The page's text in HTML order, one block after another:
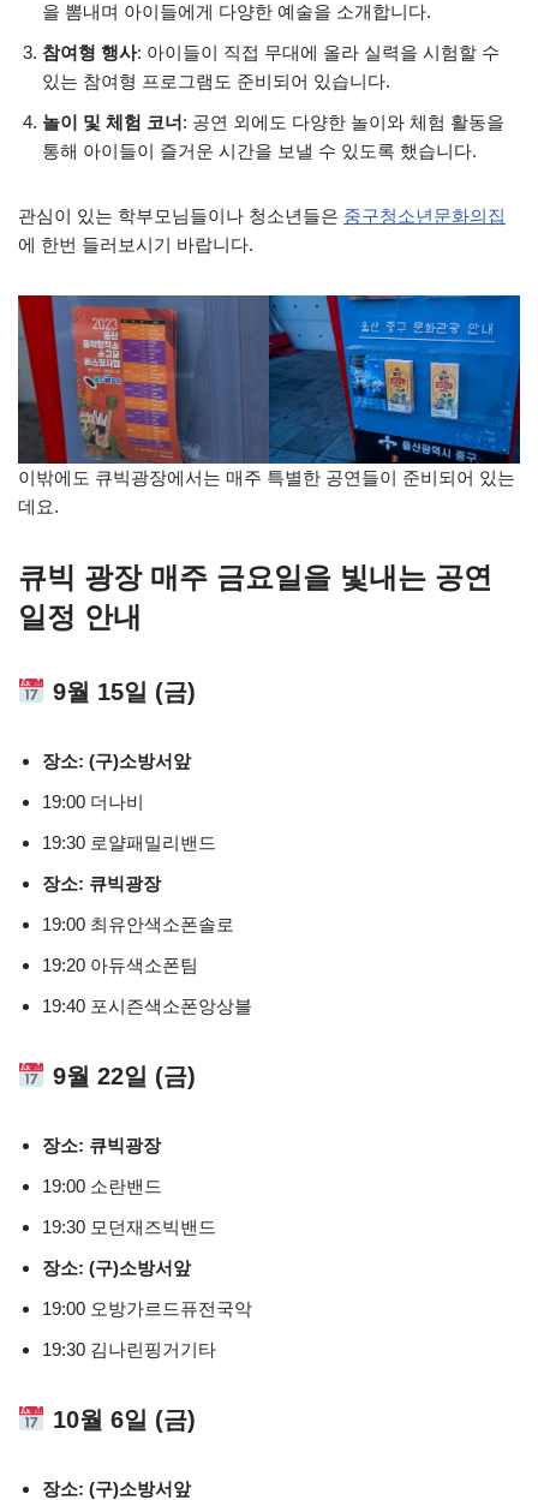
을 뽐내며 아이들에게 다양한 예술을 소개합니다.
참여형 행사: 아이들이 직접 무대에 올라 실력을 시험할 수
있는 참여형 프로그램도 준비되어 있습니다.
놀이 및 체험 코너: 공연 외에도 다양한 놀이와 체험 활동을
통해 아이들이 즐거운 시간을 보낼 수 있도록 했습니다.
관심이 있는 학부모님들이나 청소년들은 중구청소년문화의집
에 한번 들러보시기 바랍니다.
이밖에도 큐빅광장에서는 매주 특별한 공연들이 준비되어 있는
데요.
큐빅 광장 매주 금요일을 빛내는 공연
일정 안내
9월 15일 (금)
장소: (구)소방서앞
19:00 더나비
19:30 로얄패밀리밴드
장소: 큐빅광장
19:00 최유안색소폰솔로
19:20 아듀색소폰팀
19:40 포시즌색소폰앙상블
9월 22일 (금)
장소: 큐빅광장
19:00 소란밴드
19:30 모던재즈빅밴드
장소: (구)소방서앞
19:00 오방가르드퓨전국악
19:30 김나린핑거기타
10월 6일 (금)
장소: (구)소방서앞